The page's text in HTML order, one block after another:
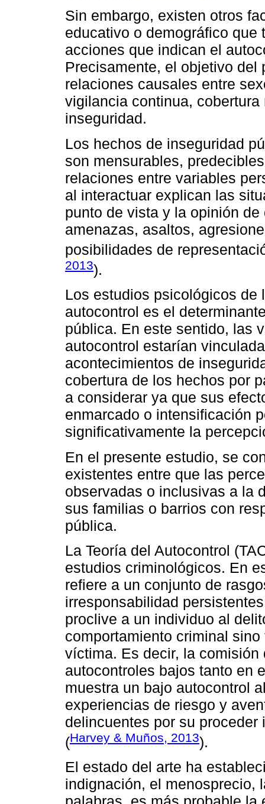
Sin embargo, existen otros
educativo o demográfico
acciones que indican el
Precisamente, el objetivo
relaciones causales entre
vigilancia continua,
inseguridad.
Los hechos de inseguridad
son mensurables,
relaciones entre variables
al interactuar explican las
punto de vista y la opinión
amenazas, asaltos,
posibilidades de
2013).
Los estudios psicológicos de
autocontrol es el
pública. En este sentido, las
autocontrol estarían
acontecimientos de
cobertura de los hechos por
a considerar ya que sus
enmarcado o intensificación
significativamente la
En el presente estudio, se
existentes entre que las
observadas o inclusivas a la
sus familias o barrios con
pública.
La Teoría del Autocontrol
estudios criminológicos. En
refiere a un conjunto de
irresponsabilidad
proclive a un individuo al
comportamiento criminal
víctima. Es decir, la
autocontroles bajos tanto en
muestra un bajo autocontrol
experiencias de riesgo y
delincuentes por su
(Harvey & Muños, 2013).
El estado del arte ha
indignación, el menosprecio,